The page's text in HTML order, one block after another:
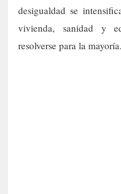
desigualdad se
vivienda, sanidad y
resolverse para la mayoría.